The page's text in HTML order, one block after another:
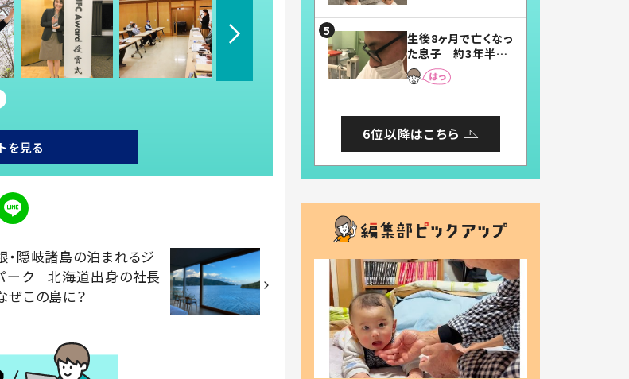
を見る
・隠岐諸島の泊まれるジ
ーク 北海道出身の社長
ぜこの島に？
まらない」「幸せにな
れる」
生後8ヶ月で亡くなっ
た息子 約3年半
後、当時の妻の日記
に書いてあった本音
6位以降はこちら